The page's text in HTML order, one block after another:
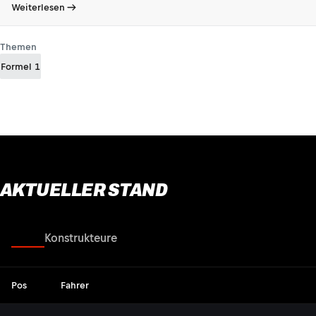
Weiterlesen
Themen
Formel 1
AKTUELLER STAND
Konstrukteure
Pos Fahrer